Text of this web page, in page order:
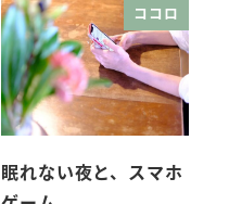
ココロ
眠れない夜と、スマホ